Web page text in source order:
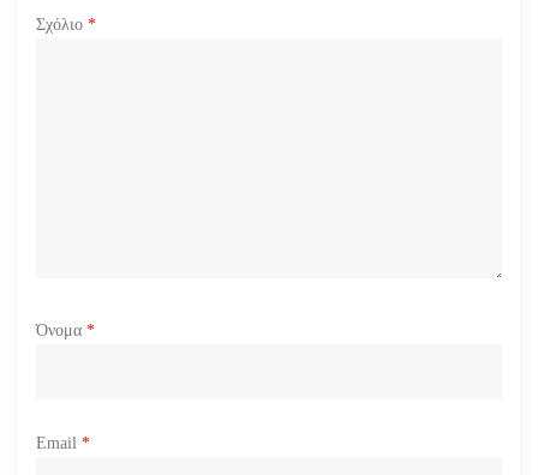
θ
Σχόλιο *
Όνομα *
Email *